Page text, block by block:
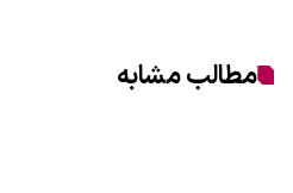
مطالب مشابه